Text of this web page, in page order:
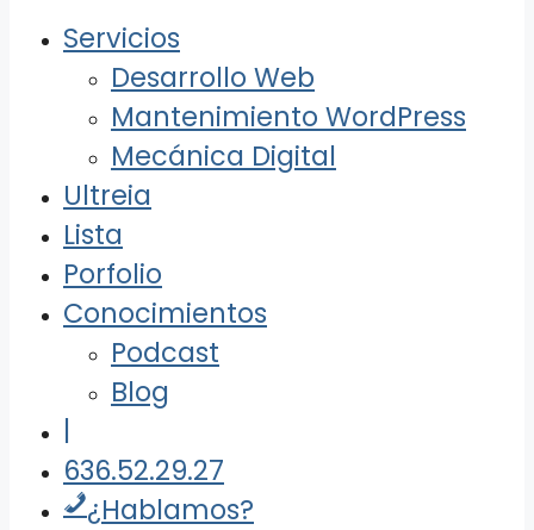
Servicios
Desarrollo Web
Mantenimiento WordPress
Mecánica Digital
Ultreia
Lista
Porfolio
Conocimientos
Podcast
Blog
|
636.52.29.27
¿Hablamos?